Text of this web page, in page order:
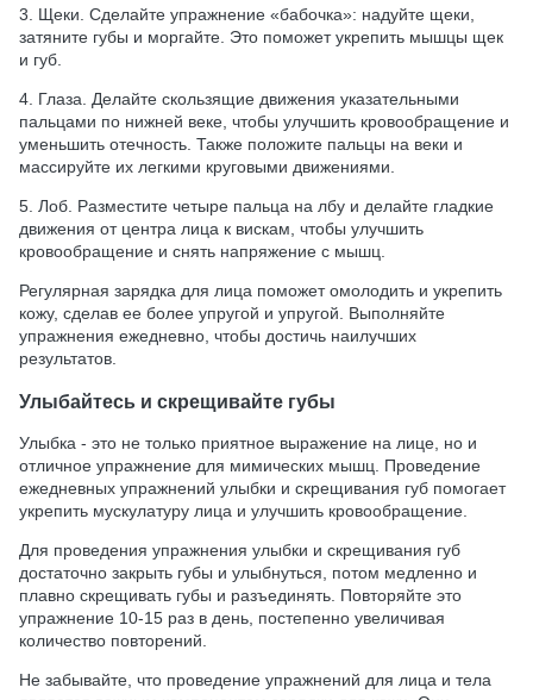
3. Щеки. Сделайте упражнение «бабочка»: надуйте щеки,
затяните губы и моргайте. Это поможет укрепить мышцы щек
и губ.
4. Глаза. Делайте скользящие движения указательными
пальцами по нижней веке, чтобы улучшить кровообращение и
уменьшить отечность. Также положите пальцы на веки и
массируйте их легкими круговыми движениями.
5. Лоб. Разместите четыре пальца на лбу и делайте гладкие
движения от центра лица к вискам, чтобы улучшить
кровообращение и снять напряжение с мышц.
Регулярная зарядка для лица поможет омолодить и укрепить
кожу, сделав ее более упругой и упругой. Выполняйте
упражнения ежедневно, чтобы достичь наилучших
результатов.
Улыбайтесь и скрещивайте губы
Улыбка - это не только приятное выражение на лице, но и
отличное упражнение для мимических мышц. Проведение
ежедневных упражнений улыбки и скрещивания губ помогает
укрепить мускулатуру лица и улучшить кровообращение.
Для проведения упражнения улыбки и скрещивания губ
достаточно закрыть губы и улыбнуться, потом медленно и
плавно скрещивать губы и разъединять. Повторяйте это
упражнение 10-15 раз в день, постепенно увеличивая
количество повторений.
Не забывайте, что проведение упражнений для лица и тела